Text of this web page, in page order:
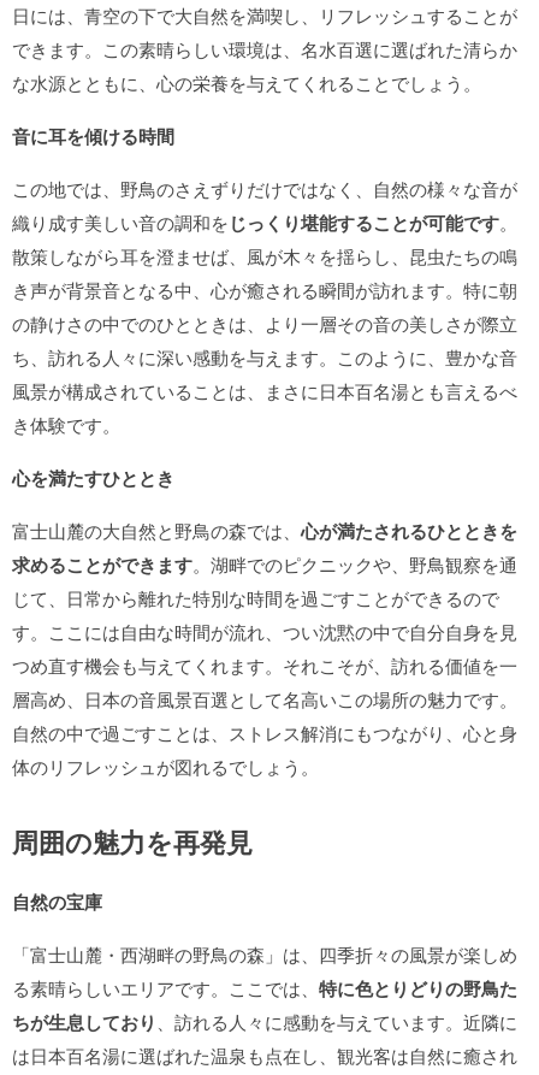
日には、青空の下で大自然を満喫し、リフレッシュすることが
できます。この素晴らしい環境は、名水百選に選ばれた清らか
な水源とともに、心の栄養を与えてくれることでしょう。
音に耳を傾ける時間
この地では、野鳥のさえずりだけではなく、自然の様々な音が
織り成す美しい音の調和をじっくり堪能することが可能です。
散策しながら耳を澄ませば、風が木々を揺らし、昆虫たちの鳴
き声が背景音となる中、心が癒される瞬間が訪れます。特に朝
の静けさの中でのひとときは、より一層その音の美しさが際立
ち、訪れる人々に深い感動を与えます。このように、豊かな音
風景が構成されていることは、まさに日本百名湯とも言えるべ
き体験です。
心を満たすひととき
富士山麓の大自然と野鳥の森では、心が満たされるひとときを
求めることができます。湖畔でのピクニックや、野鳥観察を通
じて、日常から離れた特別な時間を過ごすことができるので
す。ここには自由な時間が流れ、つい沈黙の中で自分自身を見
つめ直す機会も与えてくれます。それこそが、訪れる価値を一
層高め、日本の音風景百選として名高いこの場所の魅力です。
自然の中で過ごすことは、ストレス解消にもつながり、心と身
体のリフレッシュが図れるでしょう。
周囲の魅力を再発見
自然の宝庫
「富士山麓・西湖畔の野鳥の森」は、四季折々の風景が楽しめ
る素晴らしいエリアです。ここでは、 特に色とりどりの野鳥た
ちが生息しており
、訪れる人々に感動を与えています。近隣に
は日本百名湯に選ばれた温泉も点在し、観光客は自然に癒され